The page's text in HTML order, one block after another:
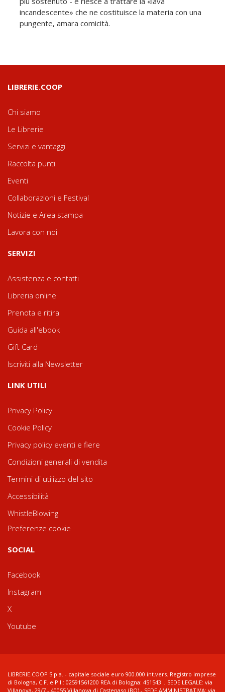
incandescente» che ne costituisce la materia con una
pungente, amara comicità.
LIBRERIE.COOP
Chi siamo
Le Librerie
Servizi e vantaggi
Raccolta punti
Eventi
Collaborazioni e Festival
Notizie e Area stampa
Lavora con noi
SERVIZI
Assistenza e contatti
Libreria online
Prenota e ritira
Guida all'ebook
Gift Card
Iscriviti alla Newsletter
LINK UTILI
Privacy Policy
Cookie Policy
Privacy policy eventi e fiere
Condizioni generali di vendita
Termini di utilizzo del sito
Accessibilità
WhistleBlowing
Preferenze cookie
SOCIAL
Facebook
Instagram
X
Youtube
LIBRERIE.COOP S.p.a. - capitale sociale euro 900.000 int.vers. Registro imprese
di Bologna, C.F. e P.I.: 02591561200 REA di Bologna: 451543 ; SEDE LEGALE: via
Villanova, 29/7 - 40055 Villanova di Castenaso (BO) - SEDE AMMINISTRATIVA: via